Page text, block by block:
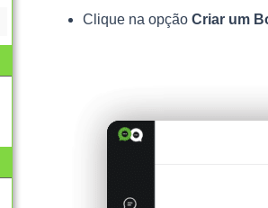
Clique na opção Criar um